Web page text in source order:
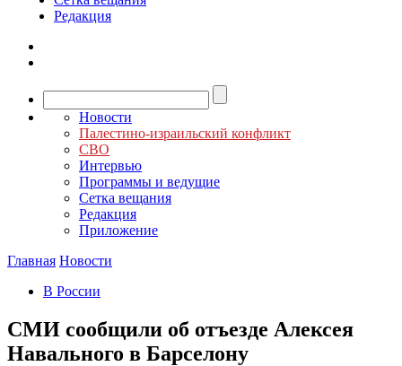
Редакция
Новости
Палестино-израильский конфликт
СВО
Интервью
Программы и ведущие
Сетка вещания
Редакция
Приложение
Главная Новости
В России
СМИ сообщили об отъезде Алексея
Навального в Барселону